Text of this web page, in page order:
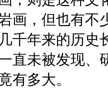
画，但也有不
千年来的历史
直未被发现
有多大。